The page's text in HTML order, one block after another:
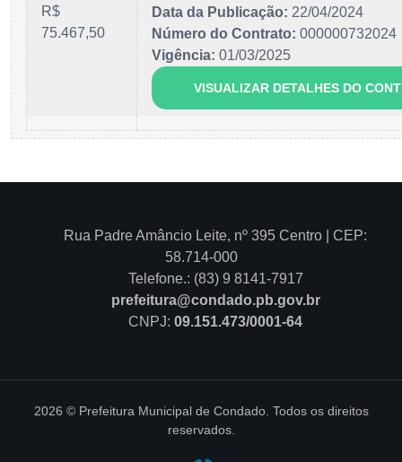
R$
75.467,50
Data da Publicação: 22/04/2024
Número do Contrato: 000000732024
Vigência: 01/03/2025
VISUALIZAR DETALHES DO
Rua Padre Amâncio Leite, nº 395 Centro | CEP:
58.714-000
Telefone.: (83) 9 8141-7917
prefeitura@condado.pb.gov.br
CNPJ: 09.151.473/0001-64
2026 © Prefeitura Municipal de Condado. Todos os direitos
reservados.